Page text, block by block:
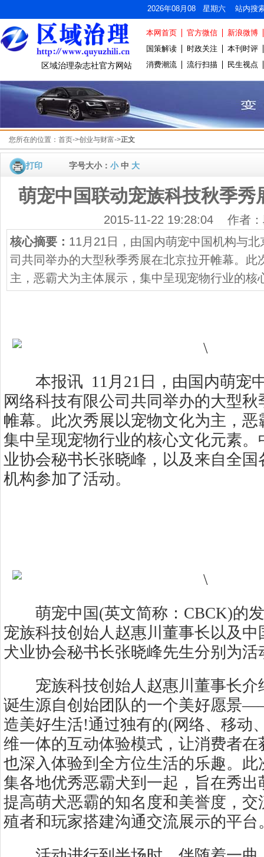
2026年08月08 星期六 站内搜
区域治理杂志社官方网站
本网首页 官方微信
新浪微博
国策解读
时政关注
本刊时评
消费潮流
流行扫描 民生视点
您所在的位置： 首页->创业与财富->正文
打印 字号大小： 小中 大
萌宠中国联动宠族科技秋季秀
2015-11-22 19:28:04 作者：
核心摘要： 11月21日，由国内萌宠中国机构与
司共同举办的大型秋季秀展在北京拉开帷幕。此
主，恶霸犬为主体展示，集中呈现宠物行业的核
本报讯 11月21日，由国内萌宠
网络科技有限公司共同举办的大型
帷幕。此次秀展以宠物文化为主，
集中呈现宠物行业的核心文化元素
业协会秘书长张晓峰，以及来自全
机构参加了活动。
萌宠中国(英文简称：CBCK)的发
宠族科技创始人赵惠川董事长以及
犬业协会秘书长张晓峰先生分别为活
宠族科技创始人赵惠川董事长介
诞生源自创始团队的一个美好愿景
造美好生活!通过独有的(网络、移动
维一体的互动体验模式，让消费者
也深入体验到全方位生活的乐趣。
集各地优秀恶霸犬到一起，旨在秀
提高萌犬恶霸的知名度和美誉度，
殖者和玩家搭建沟通交流展示的平台